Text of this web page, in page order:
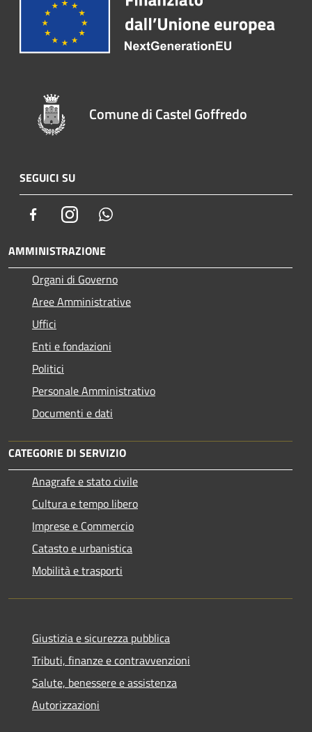
Comune di Castel Goffredo
SEGUICI SU
FacebookInstagram
AMMINISTRAZIONE
Organi di Governo
Aree Amministrative
Uffici
Enti e fondazioni
Politici
Personale Amministrativo
Documenti e dati
CATEGORIE DI SERVIZIO
Anagrafe e stato civile
Cultura e tempo libero
Imprese e Commercio
Catasto e urbanistica
Mobilità e trasporti
Giustizia e sicurezza pubblica
Tributi, finanze e contravvenzioni
Salute, benessere e assistenza
Autorizzazioni